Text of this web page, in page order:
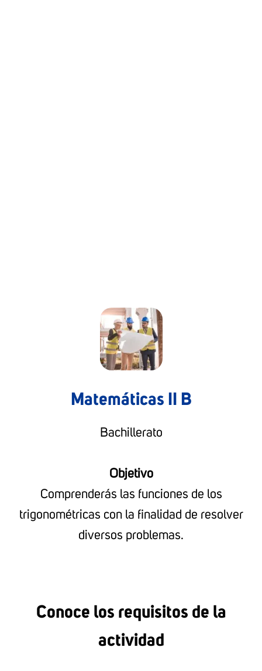
Matemáticas II B
Bachillerato
Objetivo
Comprenderás las funciones de los
trigonométricas con la finalidad de resolver
diversos problemas.
Conoce los requisitos de la
actividad